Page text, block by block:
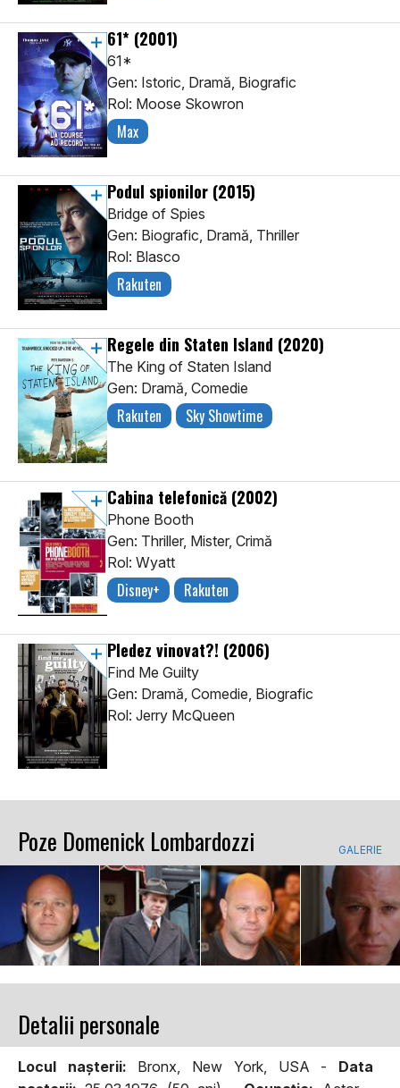
61* (2001)
61*
Gen: Istoric, Dramă, Biografic
Rol: Moose Skowron
Max
Podul spionilor (2015)
Bridge of Spies
Gen: Biografic, Dramă, Thriller
Rol: Blasco
Rakuten
Regele din Staten Island (2020)
The King of Staten Island
Gen: Dramă, Comedie
Rakuten Sky Showtime
Cabina telefonică (2002)
Phone Booth
Gen: Thriller, Mister, Crimă
Rol: Wyatt
Disney+ Rakuten
Pledez vinovat?! (2006)
Find Me Guilty
Gen: Dramă, Comedie, Biografic
Rol: Jerry McQueen
Poze Domenick Lombardozzi GALERIE
Detalii personale
Locul naşterii: Bronx, New York, USA - Data